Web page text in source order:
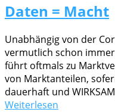
Daten = Macht
Unabhängig von der
vermutlich schon
führt oftmals zu
von Marktanteilen,
dauerhaft und
Weiterlesen